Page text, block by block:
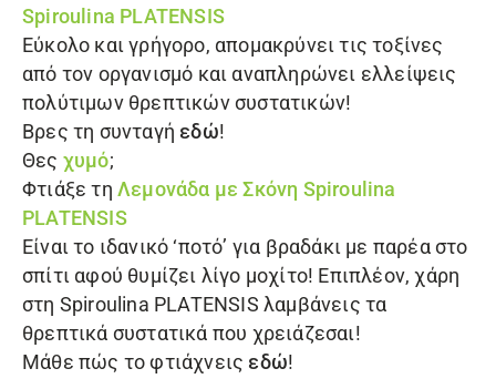
Spiroulina PLATENSIS
Εύκολο και γρήγορο, απομακρύνει τις τοξίνες
από τον οργανισμό και αναπληρώνει ελλείψεις
πολύτιμων θρεπτικών συστατικών!
Βρες τη συνταγή εδώ!
Θες χυμό;
Φτιάξε τη Λεμονάδα με Σκόνη Spiroulina
PLATENSIS
Είναι το ιδανικό ‘ποτό’ για βραδάκι με παρέα στο
σπίτι αφού θυμίζει λίγο μοχίτο! Επιπλέον, χάρη
στη Spiroulina PLATENSIS λαμβάνεις τα
θρεπτικά συστατικά που χρειάζεσαι!
Μάθε πώς το φτιάχνεις εδώ!